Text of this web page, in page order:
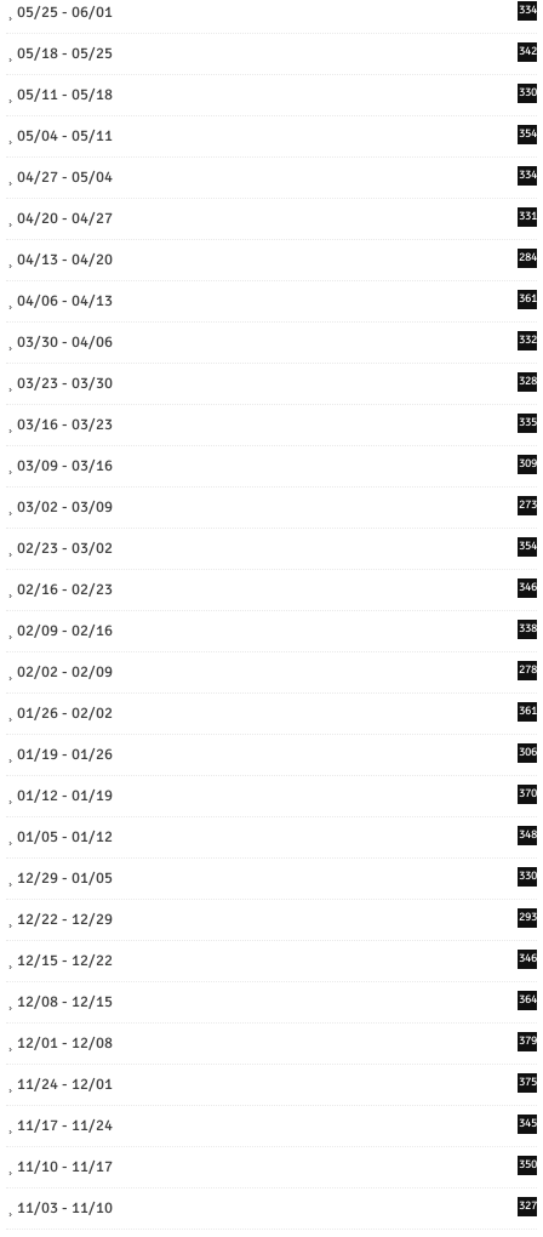
05/25 - 06/01 334
05/18 - 05/25 342
05/11 - 05/18 330
05/04 - 05/11 354
04/27 - 05/04 334
04/20 - 04/27 331
04/13 - 04/20 284
04/06 - 04/13 361
03/30 - 04/06 332
03/23 - 03/30 328
03/16 - 03/23 335
03/09 - 03/16 309
03/02 - 03/09 273
02/23 - 03/02 354
02/16 - 02/23 346
02/09 - 02/16 338
02/02 - 02/09 278
01/26 - 02/02 361
01/19 - 01/26 306
01/12 - 01/19 370
01/05 - 01/12 348
12/29 - 01/05 330
12/22 - 12/29 293
12/15 - 12/22 346
12/08 - 12/15 364
12/01 - 12/08 379
11/24 - 12/01 375
11/17 - 11/24 345
11/10 - 11/17 350
11/03 - 11/10 327